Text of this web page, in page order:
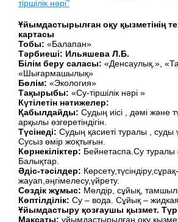
тіршілік нәрі"
Ұйымдастырылған оқу қызметінің
картасы
Тобы: «Балапан»
Тәрбиеші: Ильяшева Л.Б.
Білім беру саласы: «Денсаулық.»,
«Шығармашылық»
Бөлім: «Экология»
Тақырыбы: «Су-тіршілік нәрі »
Күтілетін нәтижелер:
Қабылдайды: Судың иісі , дәмі және
арқылы өзгеретіндігін.
Түсінеді: Судың қасиеті туралы , суды
Сусыз өмір жоқтығын.
Көрнекіліктер: Бейнетаспа.Су туралы
Балықтар.
Әдіс-тәсілдер: Көрсету,түсіндіру,сұрақ-
жауап,әңгімелесу,үйрету.
Сөздік жұмыс: Мөлдір, сұйық,
Көптілділік: Су – вода. Сұйық –
Ұйымдастыру қозғаушы қызмет.
Мақсаты: ұйымдастырылған оқу